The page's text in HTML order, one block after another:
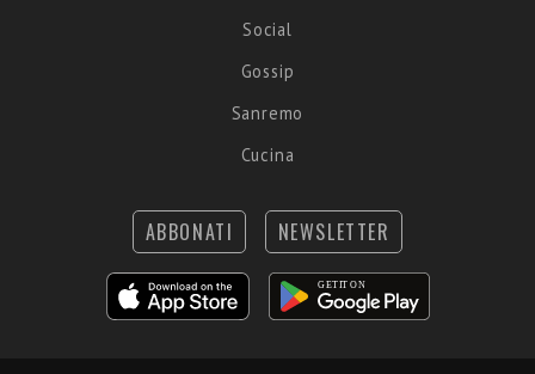
Social
Gossip
Sanremo
Cucina
ABBONATI NEWSLETTER